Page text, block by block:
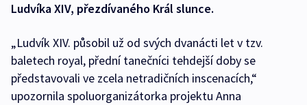
Ludvíka XIV, přezdívaného Král slunce.
„Ludvík XIV. působil už od svých dvanácti let v tzv.
baletech royal, přední tanečníci tehdejší doby se
představovali ve zcela netradičních inscenacích,“
upozornila spoluorganizátorka projektu Anna